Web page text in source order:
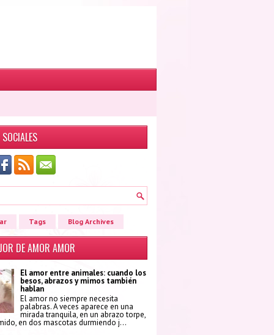
Tags Blog Archives
DE AMOR AMOR
El amor entre animales: cuando los
besos, abrazos y mimos también
hablan
El amor no siempre necesita
palabras. A veces aparece en una
mirada tranquila, en un abrazo torpe,
en dos mascotas durmiendo j...